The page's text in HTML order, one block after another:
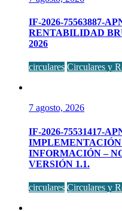
IF-2026-75563887-
RENTABILIDAD
2026
circulares Circulares y
7 agosto, 2026
IF-2026-75531417-
INFORMACIÓN –
VERSIÓN 1.1.
circulares Circulares y